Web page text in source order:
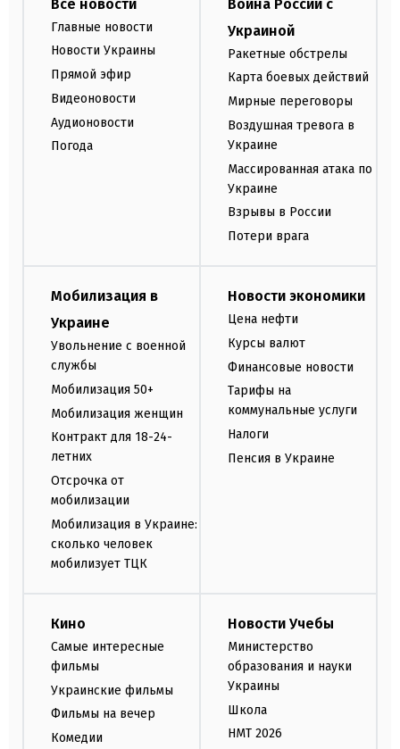
Все новости
Главные новости
Новости Украины
Прямой эфир
Видеоновости
Аудионовости
Погода
Война России с
Украиной
Ракетные обстрелы
Карта боевых действий
Мирные переговоры
Воздушная тревога в
Украине
Массированная атака по
Украине
Взрывы в России
Потери врага
Мобилизация в
Украине
Увольнение с военной
службы
Мобилизация 50+
Мобилизация женщин
Контракт для 18-24-
летних
Отсрочка от
мобилизации
Мобилизация в Украине:
сколько человек
мобилизует ТЦК
Новости экономики
Цена нефти
Курсы валют
Финансовые новости
Тарифы на
коммунальные услуги
Налоги
Пенсия в Украине
Кино
Самые интересные
фильмы
Украинские фильмы
Фильмы на вечер
Комедии
Новости Учебы
Министерство
образования и науки
Украины
Школа
НМТ 2026